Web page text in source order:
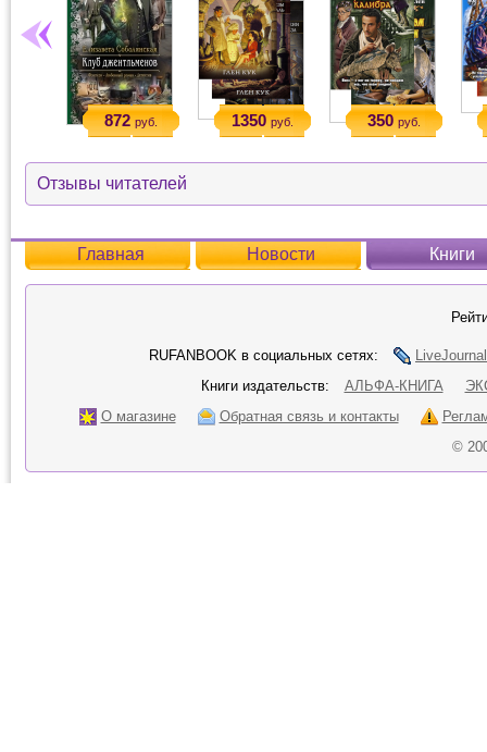
872 руб. 1350 руб. 350 руб.
Отзывы читателей
Главная Новости Книги
RUFANBOOK в социальных сетях:
LiveJournal
Книги издательств:
АЛЬФА-КНИГА
О магазине
Обратная связь и контакты
©